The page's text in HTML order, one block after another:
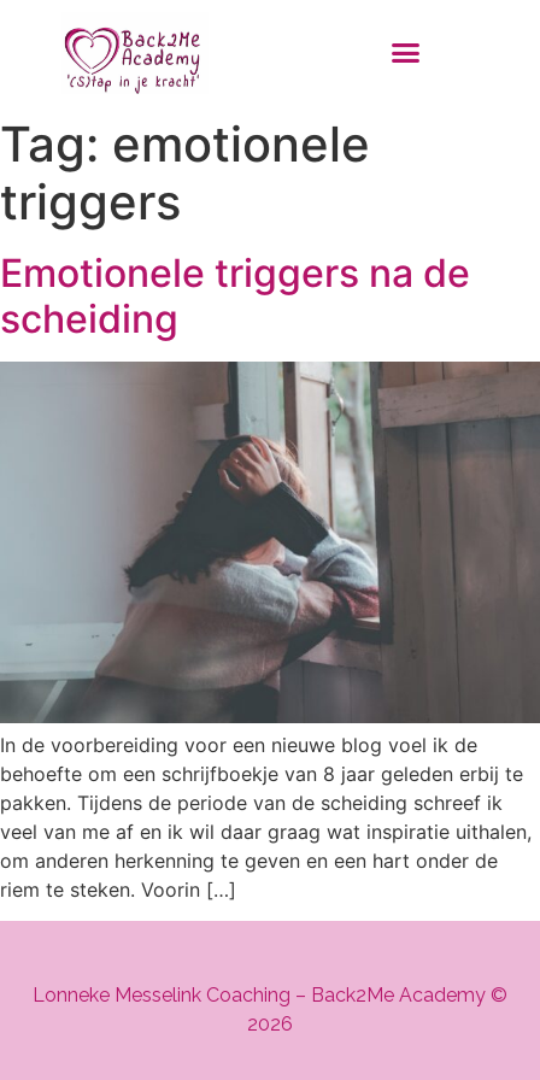
Tag: emotionele
triggers
Emotionele triggers na de
scheiding
In de voorbereiding voor een nieuwe blog voel ik de
behoefte om een schrijfboekje van 8 jaar geleden erbij te
pakken. Tijdens de periode van de scheiding schreef ik
veel van me af en ik wil daar graag wat inspiratie uithalen,
om anderen herkenning te geven en een hart onder de
riem te steken. Voorin […]
Lonneke Messelink Coaching – Back2Me Academy ©
2026